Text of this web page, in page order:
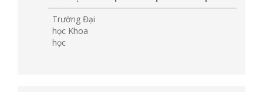
Trường Đại
học Khoa
học